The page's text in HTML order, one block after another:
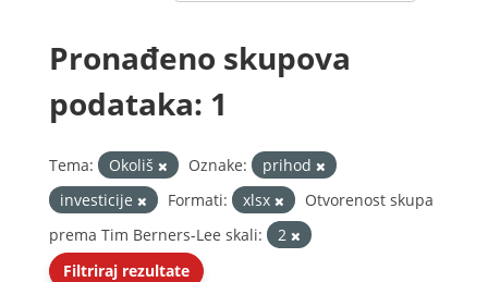
Pronađeno skupova
podataka: 1
Tema: Okoliš Oznake:
prihod
investicije
Formati: xlsx
Otvorenost skupa
prema Tim Berners-Lee skali:
2
Filtriraj rezultate